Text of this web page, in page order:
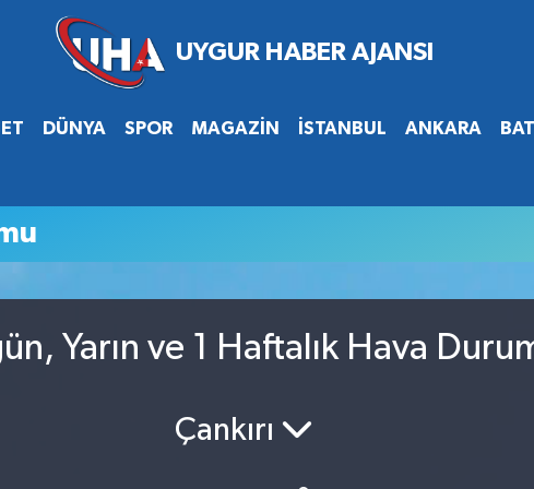
DÜNYA SPOR MAGAZİN İSTANBUL ANKARA
Yarın ve 1 Haftalık Hava
Çankırı